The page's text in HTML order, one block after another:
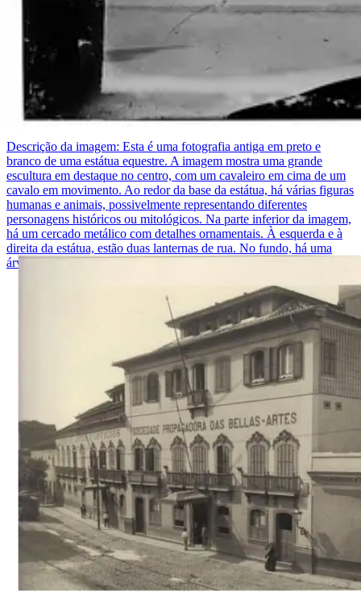
Descrição da imagem: Esta é uma fotografia antiga em preto e
branco de uma estátua equestre. A imagem mostra uma grande
escultura em destaque no centro, com um cavaleiro em cima de um
cavalo em movimento. Ao redor da base da estátua, há várias figuras
humanas e animais, possivelmente representando diferentes
personagens históricos ou mitológicos. Na parte inferior da imagem,
há um cercado metálico com detalhes ornamentais. À esquerda e à
direita da estátua, estão duas lanternas de rua. No fundo, há uma
árvore parcialmente visível.